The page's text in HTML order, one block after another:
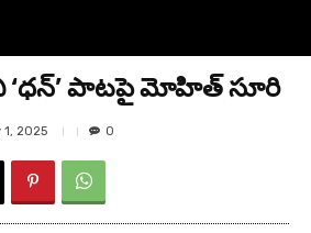
‘ధన్’ పాటపై మోహిత్ సూరి
1, 2025 0